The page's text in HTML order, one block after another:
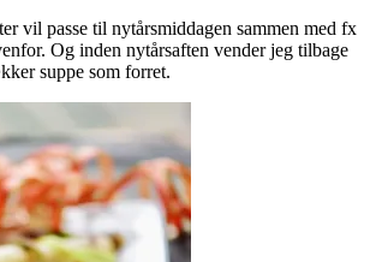
vil passe til nytårsmiddagen sammen med fx
Og inden nytårsaften vender jeg tilbage
suppe som forret.